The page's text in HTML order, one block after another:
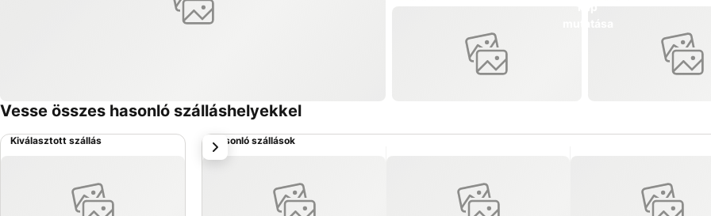
Vesse összes hasonló szálláshelyekkel
Kiválasztott szállás Hasonló szállások
következő